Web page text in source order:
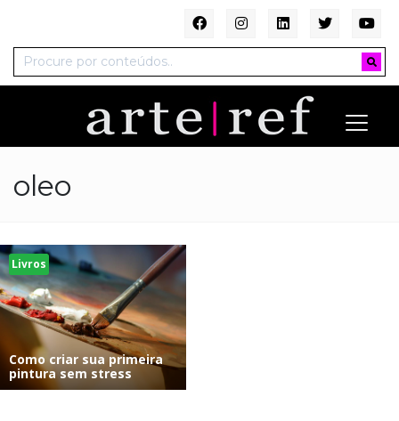
oleo
Livros
Como criar sua primeira
pintura sem stress